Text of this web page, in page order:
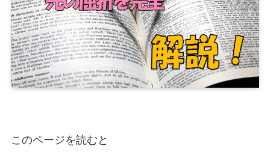
このページを読むと